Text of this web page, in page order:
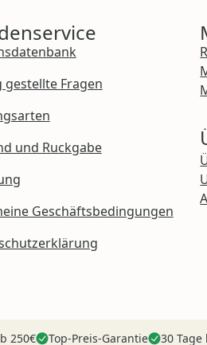
gestellte Fragen
und Ruckgabe
Geschäftsbedingungen
250€ Top-Preis-Garantie 30 Tage